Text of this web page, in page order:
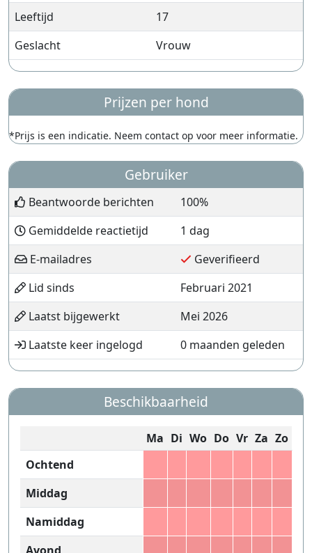
Leeftijd
17
Geslacht
Vrouw
Prijzen per hond
*Prijs is een indicatie. Neem contact op voor meer informatie.
Gebruiker
Beantwoorde berichten
100%
Gemiddelde reactietijd
1 dag
E-mailadres
Geverifieerd
Lid sinds
Februari 2021
Laatst bijgewerkt
Mei 2026
Laatste keer ingelogd
0 maanden geleden
Beschikbaarheid
Ma Di Wo Do Vr Za Zo
Ochtend
Middag
Namiddag